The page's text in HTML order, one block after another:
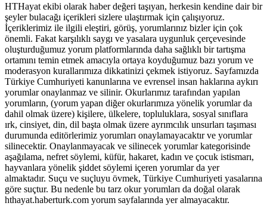
HTHayat ekibi olarak haber değeri taşıyan, herkesin kendine dair bir
şeyler bulacağı içerikleri sizlere ulaştırmak için çalışıyoruz.
İçeriklerimiz ile ilgili eleştiri, görüş, yorumlarınız bizler için çok
önemli. Fakat karşılıklı saygı ve yasalara uygunluk çerçevesinde
oluşturduğumuz yorum platformlarında daha sağlıklı bir tartışma
ortamını temin etmek amacıyla ortaya koyduğumuz bazı yorum ve
moderasyon kurallarımıza dikkatinizi çekmek istiyoruz. Sayfamızda
Türkiye Cumhuriyeti kanunlarına ve evrensel insan haklarına aykırı
yorumlar onaylanmaz ve silinir. Okurlarımız tarafından yapılan
yorumların, (yorum yapan diğer okurlarımıza yönelik yorumlar da
dahil olmak üzere) kişilere, ülkelere, topluluklara, sosyal sınıflara
ırk, cinsiyet, din, dil başta olmak üzere ayrımcılık unsurları taşıması
durumunda editörlerimiz yorumları onaylamayacaktır ve yorumlar
silinecektir. Onaylanmayacak ve silinecek yorumlar kategorisinde
aşağılama, nefret söylemi, küfür, hakaret, kadın ve çocuk istismarı,
hayvanlara yönelik şiddet söylemi içeren yorumlar da yer
almaktadır. Suçu ve suçluyu övmek, Türkiye Cumhuriyeti yasalarına
göre suçtur. Bu nedenle bu tarz okur yorumları da doğal olarak
hthayat.haberturk.com yorum sayfalarında yer almayacaktır.